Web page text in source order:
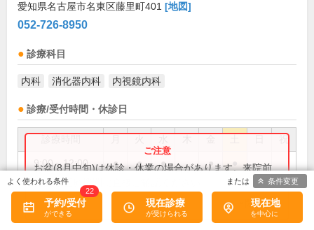
愛知県名古屋市名東区藤里町401 [地図]
052-726-8950
診療科目
内科 消化器内科 内視鏡内科
診療/受付時間・休診日
祝
9:00～12:00 ● ● ● ● ●
16:00～19:00
お盆(8月中旬)は休診・休業の場合があります。来院前
に必ず医療機関に直接ご確認ください。
×閉じる
予約/受付
22
現在診療 現在地
条件変更